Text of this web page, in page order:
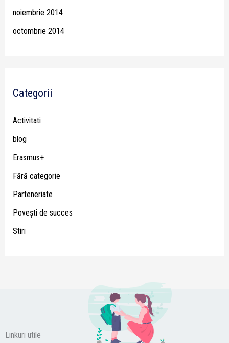
noiembrie 2014
octombrie 2014
Categorii
Activitati
blog
Erasmus+
Fără categorie
Parteneriate
Poveşti de succes
Stiri
Linkuri utile